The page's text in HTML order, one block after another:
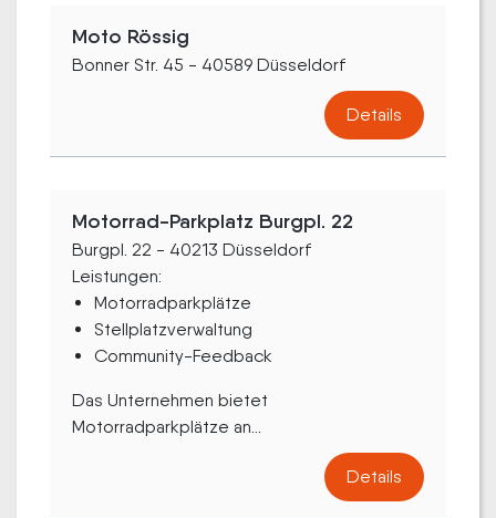
Moto Rössig
Bonner Str. 45 - 40589 Düsseldorf
Details
Motorrad-Parkplatz Burgpl. 22
Burgpl. 22 - 40213 Düsseldorf
Leistungen:
Motorradparkplätze
Stellplatzverwaltung
Community-Feedback
Das Unternehmen bietet
Motorradparkplätze an...
Details